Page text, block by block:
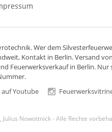
. Wer dem
, Kontakt in Berlin. Versand von
Feuerwerksverkauf in Berlin. Nur
Youtube
, Julius Nowottnick - Alle Rechte